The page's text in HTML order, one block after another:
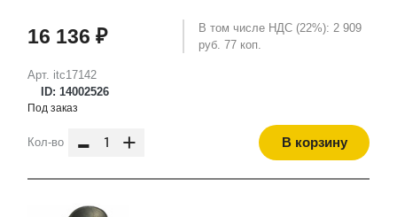
Арт. itc17142
ID: 14002526
16 136 ₽
В том числе НДС (22%): 2 909
руб. 77 коп.
Под заказ
Кол-во - + В корзину